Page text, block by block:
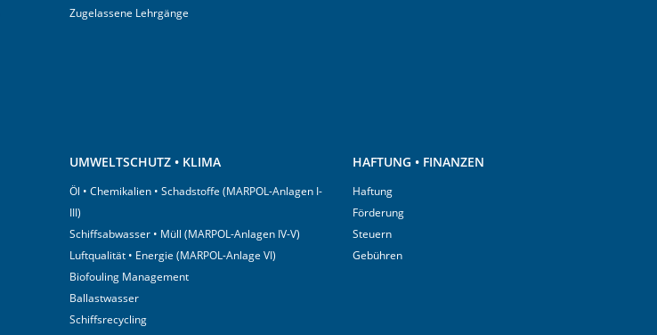
Zugelassene Lehrgänge
UMWELTSCHUTZ • KLIMA
Öl • Chemikalien • Schadstoffe (MARPOL-Anlagen I-
III)
Schiffsabwasser • Müll (MARPOL-Anlagen IV-V)
Luftqualität • Energie (MARPOL-Anlage VI)
Biofouling Management
Ballastwasser
Schiffsrecycling
HAFTUNG • FINANZEN
Haftung
Förderung
Steuern
Gebühren